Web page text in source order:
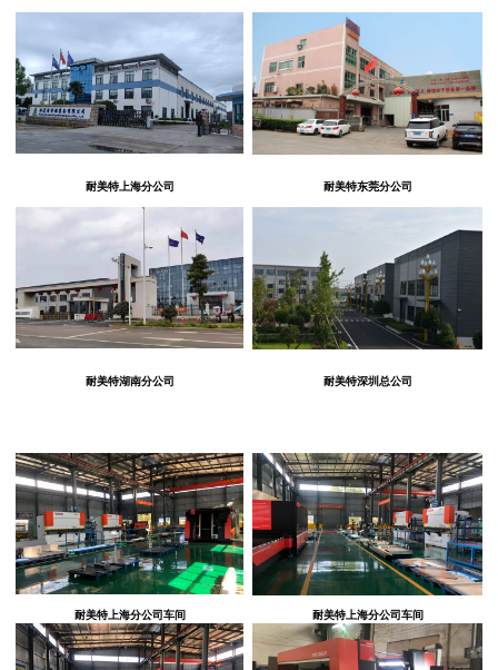
耐美特上海分公司 耐美特东莞分公司
耐美特湖南分公司 耐美特深圳总公司
耐美特上海分公司车间 耐美特上海分公司车间